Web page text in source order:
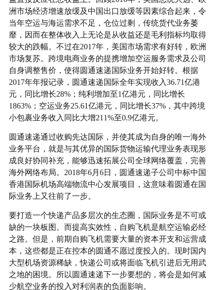
洲市场经济增速放缓及中国出口放缓等因素综合起来，令
当年空运与海运需求不足，仓位过剩，传统货代业务萎
靡，因而在整体收入上无论是从收益还是毛利指标均取得
较大的跌幅。不过在2017年，美国市场需求有好转，欧洲
市场复苏。跨境电商业务的提携增加空运服务需求及公司
自身调整售价，使得圆通速递国际业务开始好转。根据
2017年年报记录，圆通速递国际全年实现收入36.71亿港
元，同比增长28%；纯利增加至1亿港元，同比增长
1863%；空运业务25.61亿港元，同比增长37%，其中跨境
小包裹业务收入同比大增211%至0.9亿港元。
圆通速递通过收购先达国际，并使其成为自身的唯一海外
业务平台，就是与其优异的国际货物运输代理业务表现形
成良好协同补充，能够迅速拓展公司全球网络覆盖，完善
海外网络布局。2018年6月6日，圆通速递子公司中标中国
香港国际机场高端物流中心发展项目，这意味着圆通在国
际业务上又往前了一步。
要打造一个快递产品多层次的生态圈，国际业务是不可或
缺的一块板图。而提高实效性，自购飞机是航空运输必经
之路。但是，前期自购飞机需要大量的资本开支和运营成
本，这些都是正在控本的圆通不愿过度投入的。现时国内
大型机场资源稀缺，快递公司或将面临飞机引进后无用武
之地的困境。所以圆通速递下一步要想的，将会是如何减
少航空业务的投入对利润表的负面影响。